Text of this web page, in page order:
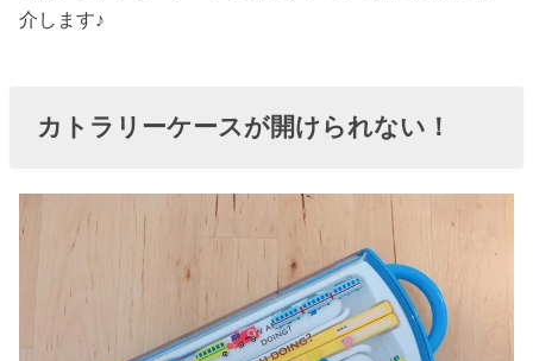
れない！
①生地をカッ
› カトラリーケ
ースの作り方
②マジックテ
ープと持ち手
を縫い付ける
介します♪
カトラリーケースが開けられない！